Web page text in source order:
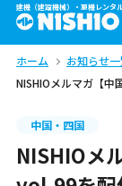
建機（建設機械）・重機レンタ
商品一
問合せ依頼
北海道
ホーム
お知らせ
NISHIOメルマガ【中
中国・四国
NISHIOメ